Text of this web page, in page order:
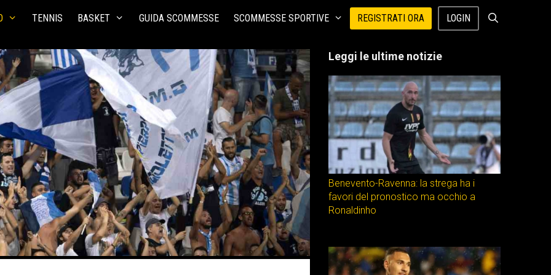
TENNIS BASKET GUIDA SCOMMESSE SCOMMESSE SPORTIVE REGISTRATI ORA LOGIN
Leggi le ultime notizie
Benevento-Ravenna: la strega ha i
favori del pronostico ma occhio a
Ronaldinho